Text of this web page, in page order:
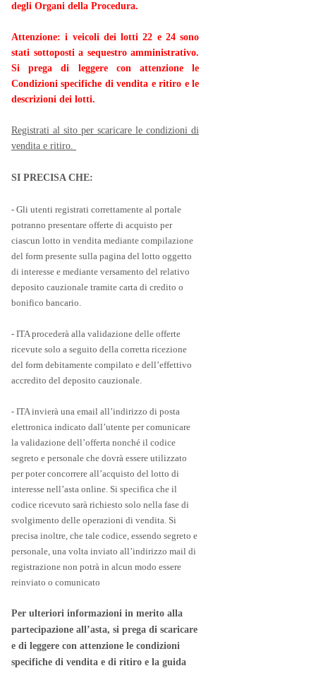
degli Organi della Procedura.
Attenzione: i veicoli dei lotti 22 e 24 sono
stati sottoposti a sequestro amministrativo.
Si prega di leggere con attenzione le
Condizioni specifiche di vendita e ritiro e le
descrizioni dei lotti.
Registrati al sito per scaricare le condizioni di
vendita e ritiro.
SI PRECISA CHE:
- Gli utenti registrati correttamente al portale
potranno presentare offerte di acquisto per
ciascun lotto in vendita mediante compilazione
del form presente sulla pagina del lotto oggetto
di interesse e mediante versamento del relativo
deposito cauzionale tramite carta di credito o
bonifico bancario.
- ITA procederà alla validazione delle offerte
ricevute solo a seguito della corretta ricezione
del form debitamente compilato e dell’effettivo
accredito del deposito cauzionale.
- ITA invierà una email all’indirizzo di posta
elettronica indicato dall’utente per comunicare
la validazione dell’offerta nonché il codice
segreto e personale che dovrà essere utilizzato
per poter concorrere all’acquisto del lotto di
interesse nell’asta online. Si specifica che il
codice ricevuto sarà richiesto solo nella fase di
svolgimento delle operazioni di vendita. Si
precisa inoltre, che tale codice, essendo segreto e
personale, una volta inviato all’indirizzo mail di
registrazione non potrà in alcun modo essere
reinviato o comunicato
Per ulteriori informazioni in merito alla
partecipazione all’asta, si prega di scaricare
e di leggere con attenzione le condizioni
specifiche di vendita e di ritiro e la guida